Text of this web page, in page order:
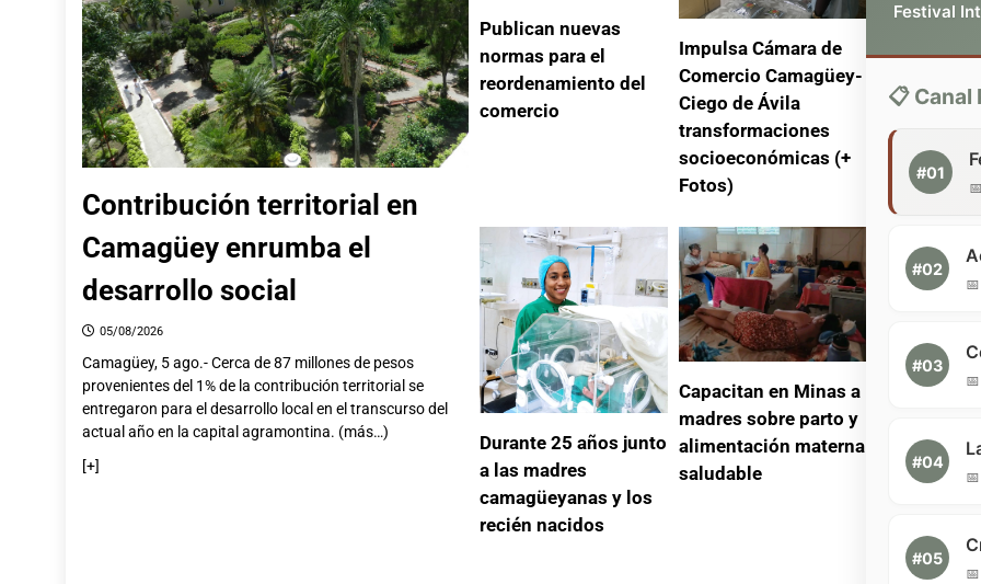
Contribución territorial en
Camagüey enrumba el
desarrollo social
05/08/2026
Camagüey, 5 ago.- Cerca de 87 millones de pesos
provenientes del 1% de la contribución territorial se
entregaron para el desarrollo local en el transcurso del
actual año en la capital agramontina. (más…)
[+]
Publican nuevas
normas para el
reordenamiento del
comercio
Impulsa Cámara de
Comercio Camagüey-
Ciego de Ávila
transformaciones
socioeconómicas (+
Fotos)
Durante 25 años junto
a las madres
camagüeyanas y los
recién nacidos
Capacitan en Minas a
madres sobre parto y
alimentación materna
saludable
📋 Canal
#01
#02
#03
#04
#05